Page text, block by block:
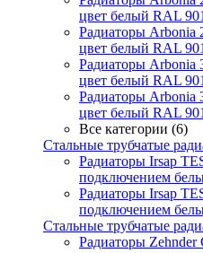
цвет белый RAL
Радиаторы Arbonia
цвет белый RAL
Радиаторы Arbonia
цвет белый RAL
Радиаторы Arbonia
цвет белый RAL
Все категории (6)
Стальные трубчатые
Радиаторы Irsap
подключением
Радиаторы Irsap
подключением
Стальные трубчатые
Радиаторы Zehnder